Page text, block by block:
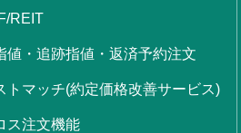
REIT
値・追跡指値・返済予約注文
トマッチ(約定価格改善サービス)
ス注文機能